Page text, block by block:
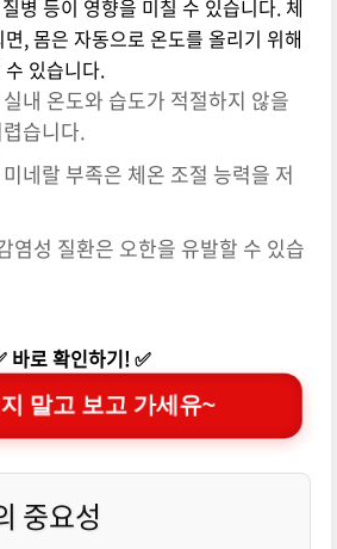
병 등이 영향을 미칠 수 있습니다. 체
, 몸은 자동으로 온도를 올리기 위해
있습니다.
내 온도와 습도가 적절하지 않을
습니다.
네랄 부족은 체온 조절 능력을 저
염성 질환은 오한을 유발할 수 있습
바로 확인하기! ✅
말고 보고 가세유~
중요성